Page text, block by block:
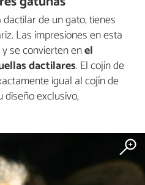
de un gato, tienes
Las impresiones en esta
se convierten enel
dactilares. El cojín de
igual al cojín de
diseño exclusivo,